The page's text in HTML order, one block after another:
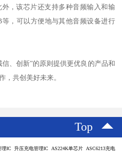
处理技术，如3D环绕声、低音增强、